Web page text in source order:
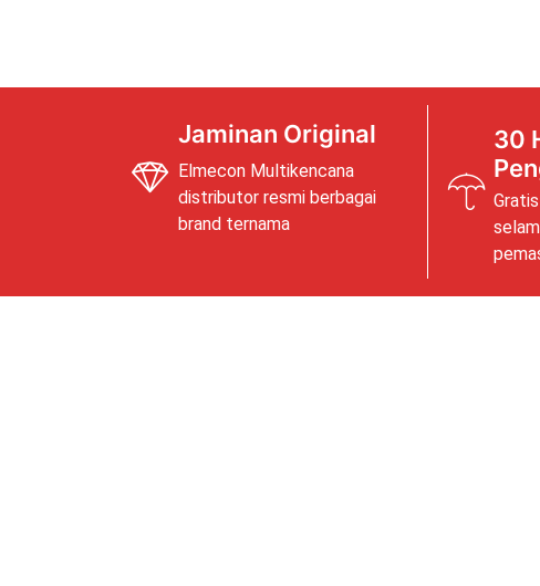
Jaminan Original
Elmecon Multikencana
distributor resmi berbagai
brand ternama
30